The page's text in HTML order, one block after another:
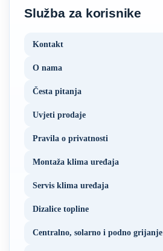
Služba za korisnike
Kontakt
O nama
Česta pitanja
Uvjeti prodaje
Pravila o privatnosti
Montaža klima uređaja
Servis klima uređaja
Dizalice topline
Centralno, solarno i podno grijanje